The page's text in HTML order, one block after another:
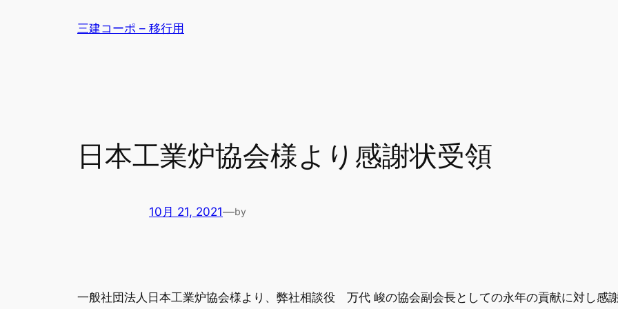
三建コーポ – 移行用
日本工業炉協会様より感謝状受領
10月 21, 2021—by
一般社団法人日本工業炉協会様より、弊社相談役 万代 峻の協会副会長としての永年の貢献に対し感謝